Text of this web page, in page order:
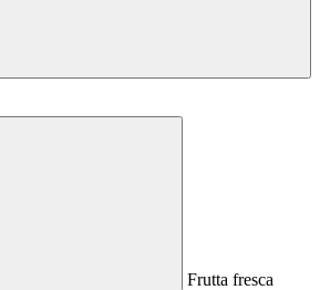
Frutta fresca